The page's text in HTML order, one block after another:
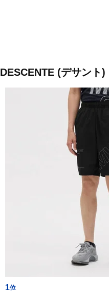
DESCENTE (デサン
1